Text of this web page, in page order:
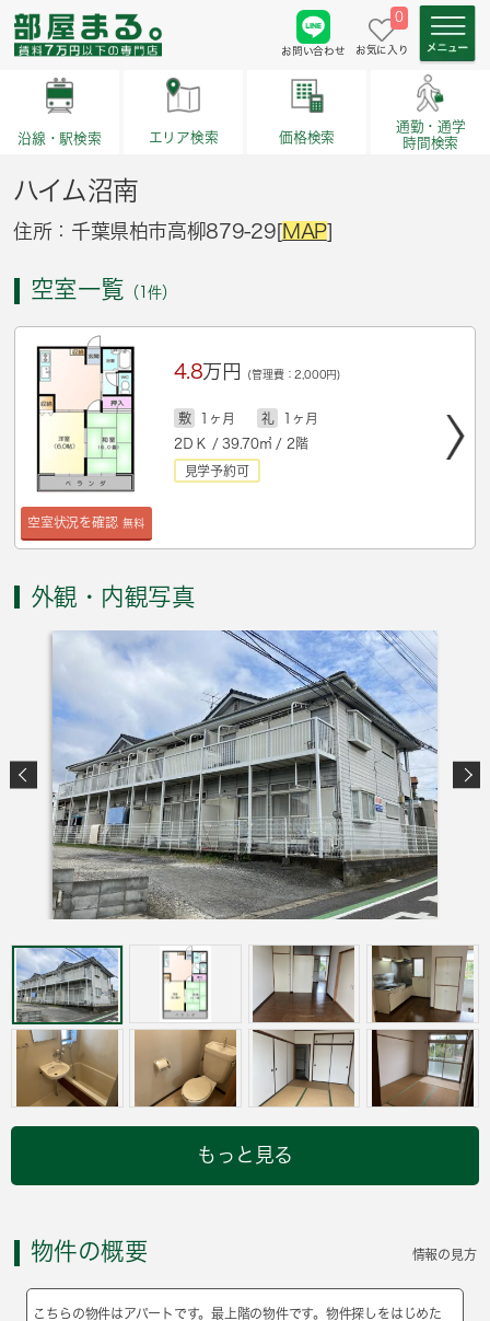
お問い合わせ
0
お気に入り
沿線・駅検索 エリア検索 価格検索
通勤・通学
時間検索
ハイム沼南
住所：千葉県柏市高柳879-29[MAP]
空室一覧 （1件）
空室状況を確認 無料
4.8万円 (管理費：2,000円)
敷 1ヶ月 礼
1ヶ月
2ＤＫ / 39.70㎡ / 2階
見学予約可
外観・内観写真
もっと見る
物件の概要 情報の見方
こちらの物件はアパートです。最上階の物件です。物件探しをはじめた